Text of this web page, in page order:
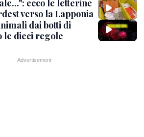
ecco le letterine
verso la Lapponia
dai botti di
le dieci regole